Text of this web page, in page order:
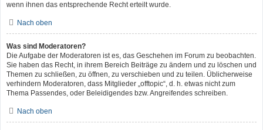
wenn ihnen das entsprechende Recht erteilt wurde.
Nach oben
Was sind Moderatoren?
Die Aufgabe der Moderatoren ist es, das Geschehen im Forum zu beobachten.
Sie haben das Recht, in ihrem Bereich Beiträge zu ändern und zu löschen und
Themen zu schließen, zu öffnen, zu verschieben und zu teilen. Üblicherweise
verhindern Moderatoren, dass Mitglieder „offtopic“, d. h. etwas nicht zum
Thema Passendes, oder Beleidigendes bzw. Angreifendes schreiben.
Nach oben